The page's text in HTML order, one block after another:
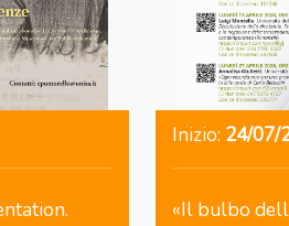
Inizio: 24/07/
«Il bulbo